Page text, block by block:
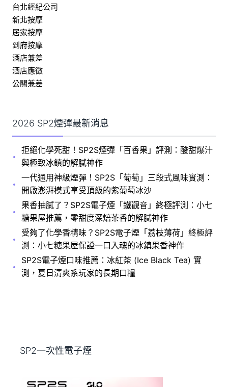
台北經紀公司
新北按摩
居家按摩
到府按摩
酒店兼差
酒店應徵
公關兼差
2026 SP2煙彈最新消息
拒絕化學死甜！SP2S煙彈「百香果」評測：酸甜爆汁
與極致冰鎮的解膩神作
一代通用神級煙彈！SP2S「葡萄」三段式風味實測：
開啟澎湃模式享受頂級的紫葡萄冰沙
果香抽膩了？SP2S電子煙「鐵觀音」終極評測：小七
糖果屋推薦，零甜度深焙茶香的解膩神作
受夠了化學香精味？SP2S電子煙「荔枝薄荷」終極評
測：小七糖果屋保證一口入魂的冰鎮果香神作
SP2S電子煙口味推薦：冰紅茶 (Ice Black Tea) 實
測，夏日清爽系玩家的長期口糧
SP2一次性電子煙